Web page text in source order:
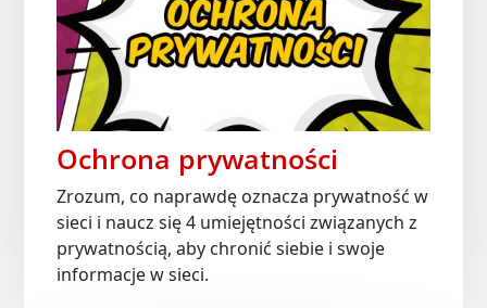
Ochrona prywatności
Zrozum, co naprawdę oznacza prywatność w
sieci i naucz się 4 umiejętności związanych z
prywatnością, aby chronić siebie i swoje
informacje w sieci.